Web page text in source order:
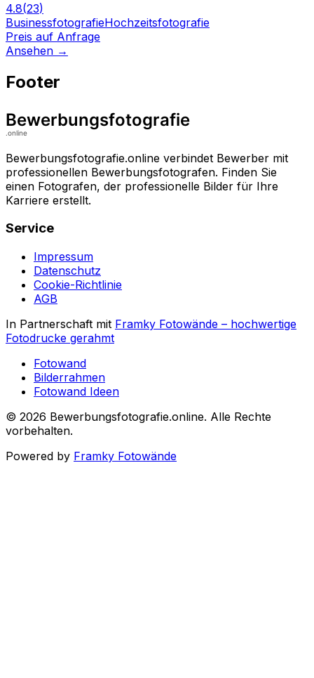
4.8(23)
BusinessfotografieHochzeitsfotografie
Preis auf Anfrage
Ansehen →
Footer
Bewerbungsfotografie.online verbindet Bewerber mit
professionellen Bewerbungsfotografen. Finden Sie
einen Fotografen, der professionelle Bilder für Ihre
Karriere erstellt.
Service
Impressum
Datenschutz
Cookie-Richtlinie
AGB
In Partnerschaft mit Framky Fotowände – hochwertige
Fotodrucke gerahmt
Fotowand
Bilderrahmen
Fotowand Ideen
© 2026 Bewerbungsfotografie.online. Alle Rechte
vorbehalten.
Powered by Framky Fotowände